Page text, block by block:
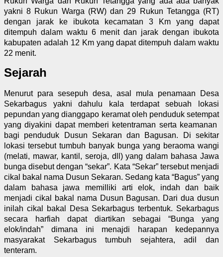
yakni 8 Rukun Warga (RW) dan 29 Rukun Tetangga (RT)
dengan jarak ke ibukota kecamatan 3 Km yang dapat
ditempuh dalam waktu 6 menit dan jarak dengan ibukota
kabupaten adalah 12 Km yang dapat ditempuh dalam waktu
22 menit.
Sejarah
Menurut para sesepuh desa, asal mula penamaan Desa
Sekarbagus yakni dahulu kala terdapat sebuah lokasi
pepundan yang dianggapo keramat oleh penduduk setempat
yang diyakini dapat memberi ketentraman serta keamanan
bagi penduduk Dusun Sekaran dan Bagusan. Di sekitar
lokasi tersebut tumbuh banyak bunga yang beraoma wangi
(melati, mawar, kantil, seroja, dll) yang dalam bahasa Jawa
bunga disebut dengan “sekar”. Kata “Sekar” tersebut menjadi
cikal bakal nama Dusun Sekaran. Sedang kata “Bagus” yang
dalam bahasa jawa memilliki arti elok, indah dan baik
menjadi cikal bakal nama Dusun Bagusan. Dari dua dusun
inilah cikal bakal Desa Sekarbagus terbentuk. Sekarbagus
secara harfiah dapat diartikan sebagai “Bunga yang
elok/indah” dimana ini menajdi harapan kedepannya
masyarakat Sekarbagus tumbuh sejahtera, adil dan
tenteram.